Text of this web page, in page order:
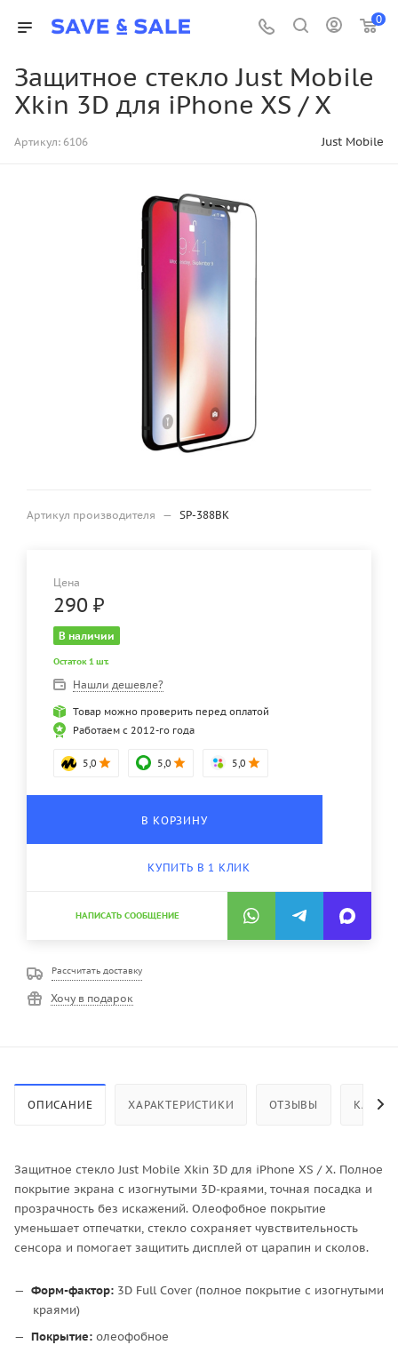
0
Защитное стекло Just Mobile
Xkin 3D для iPhone XS / X
Артикул: 6106 Just Mobile
Артикул производителя — SP-388BK
Цена
290 ₽
В наличии
Остаток 1 шт.
Нашли дешевле?
Товар можно проверить перед оплатой
Работаем с 2012-го года
5,0 5,0 5,0
В КОРЗИНУ
КУПИТЬ В 1 КЛИК
НАПИСАТЬ СООБЩЕНИЕ
Рассчитать доставку
Хочу в подарок
ОПИСАНИЕ ХАРАКТЕРИСТИКИ ОТЗЫВЫ КАК
Защитное стекло Just Mobile Xkin 3D для iPhone XS / X. Полное
покрытие экрана с изогнутыми 3D-краями, точная посадка и
прозрачность без искажений. Олеофобное покрытие
уменьшает отпечатки, стекло сохраняет чувствительность
сенсора и помогает защитить дисплей от царапин и сколов.
Форм-фактор: 3D Full Cover (полное покрытие с изогнутыми
краями)
Покрытие: олеофобное